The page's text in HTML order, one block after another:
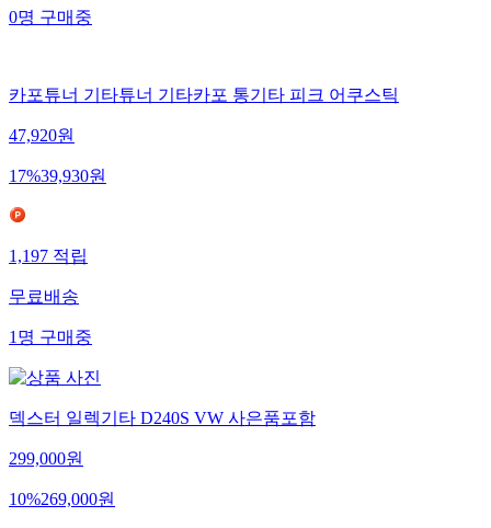
0명구매중
카포튜너 기타튜너 기타카포 통기타 피크 어쿠스틱
47,920원
17%39,930원
1,197적립
무료배송
1명구매중
덱스터 일렉기타 D240S VW 사은품포함
299,000원
10%269,000원